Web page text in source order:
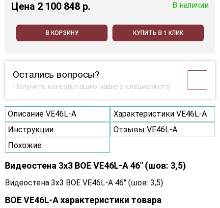
Цена 2 100 848 p. В наличии
В КОРЗИНУ КУПИТЬ В 1 КЛИК
Остались вопросы?
Получите консультацию нашего специалиста
Описание VE46L-A
Характеристики VE46L-A
Инструкции
Отзывы VE46L-A
Похожие
Видеостена 3x3 BOE VE46L-A 46" (шов: 3,5)
Видеостена 3x3 BOE VE46L-A 46" (шов: 3,5).
BOE VE46L-A характеристики товара